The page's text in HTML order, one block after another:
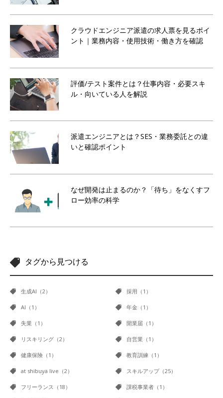
クラウドエンジニア派遣の求人票を見るポイ
ント｜業務内容・使用技術・働き方を確認
評価/テスト案件とは？仕事内容・必要スキ
ル・向いている人を解説
派遣エンジニアとは？SES・業務委託との違
いと確認ポイント
なぜ開発は止まるのか？「待ち」をなくすフ
ロー効率の科学
タグから見つける
生成AI（2） 採用（1）
AI（1） 年金（1）
失業（1） 開業届（1）
リスキリング（2） 自営業（1）
健康保険（1） 教育訓練（1）
at shibuya live（2） スキルアップ（25）
フリーランス（18） 課税事業者（1）